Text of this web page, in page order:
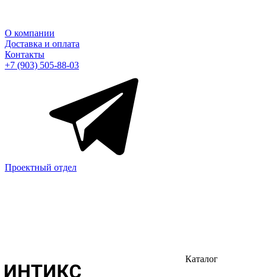
О компании
Доставка и оплата
Контакты
+7 (903) 505-88-03
Проектный отдел
Каталог